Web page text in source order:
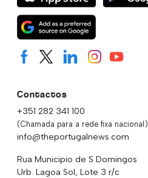
Contactos
+351 282 341 100
(Chamada para a rede fixa nacional)
info@theportugalnews.com
Rua Municipio de S Domingos
Urb. Lagoa Sol, Lote 3 r/c